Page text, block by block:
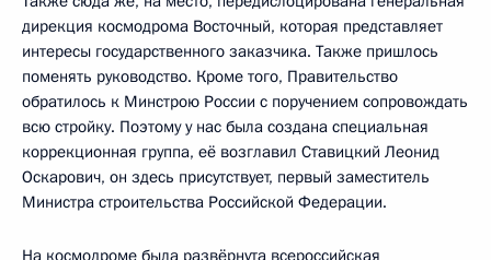
дирекция космодрома Восточный, которая представляет
интересы государственного заказчика. Также пришлось
поменять руководство. Кроме того, Правительство
обратилось к Минстрою России с поручением сопровождать
всю стройку. Поэтому у нас была создана специальная
коррекционная группа, её возглавил Ставицкий Леонид
Оскарович, он здесь присутствует, первый заместитель
Министра строительства Российской Федерации.
На космодроме была развёрнута всероссийская